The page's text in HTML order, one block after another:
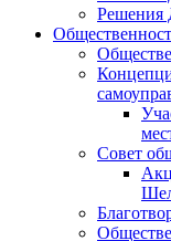
Решения
Совет